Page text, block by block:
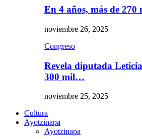
En 4 años, más de
noviembre 26, 2025
Congreso
Revela diputada
300 mil…
noviembre 25, 2025
Cultura
Ayotzinapa
Ayotzinapa